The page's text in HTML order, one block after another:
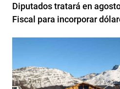
Diputados tratará en
Fiscal para incorporar